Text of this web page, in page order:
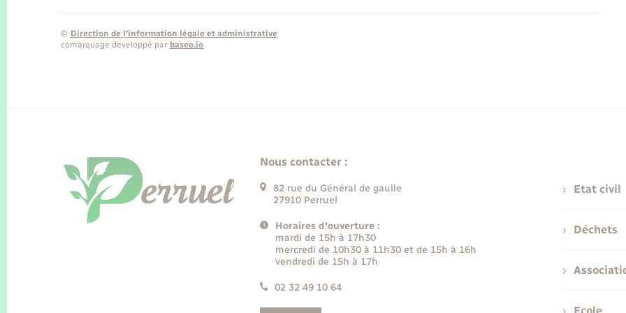
© Direction de l’information légale et administrative
comarquage developpé par baseo.io
Nous contacter :
82 rue du Général de gaulle
27910 Perruel
Horaires d'ouverture :
mardi de 15h à 17h30
mercredi de 10h30 à 11h30 et de 15h à 16h
vendredi de 15h à 17h
02 32 49 10 64
Etat civil
Déchets
Ecole